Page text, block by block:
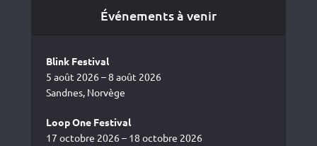
Événements à venir
Blink Festival
5 août 2026 – 8 août 2026
Sandnes, Norvège
Loop One Festival
17 octobre 2026 – 18 octobre 2026